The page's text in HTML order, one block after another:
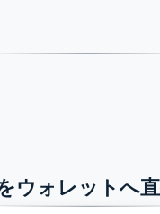
ウォレットへ